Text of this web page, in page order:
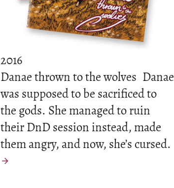
2016
Danae thrown to the wolves Danae
was supposed to be sacrificed to
the gods. She managed to ruin
their DnD session instead, made
them angry, and now, she’s cursed.